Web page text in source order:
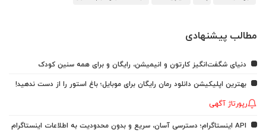
مطالب پیشنهادی
دنیای شگفت‌انگیز کارتون و انیمیشن، رایگان و برای همه سنین کودک
بهترین اپلیکیشن دانلود رمان رایگان برای موبایل؛ باغ استور را از دست ندهید!
رپورتاژ آگهی
API اینستاگرام؛ دسترسی آسان، سریع و بدون محدودیت به اطلاعات اینستاگرام